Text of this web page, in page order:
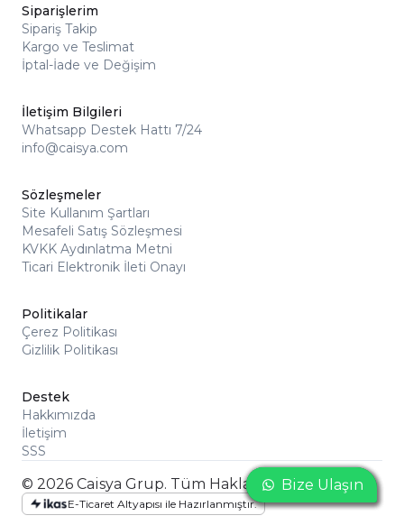
Siparişlerim
Sipariş Takip
Kargo ve Teslimat
İptal-İade ve Değişim
İletişim Bilgileri
Whatsapp Destek Hattı 7/24
info@caisya.com
Sözleşmeler
Site Kullanım Şartları
Mesafeli Satış Sözleşmesi
KVKK Aydınlatma Metni
Ticari Elektronik İleti Onayı
Politikalar
Çerez Politikası
Gizlilik Politikası
Destek
Hakkımızda
İletişim
SSS
© 2026 Caisya Grup. Tüm Hakları Saklıdır
E-Ticaret Altyapısı ile Hazırlanmıştır.
Bize Ulaşın
Bize Ulaşın
Bize Ulaşın